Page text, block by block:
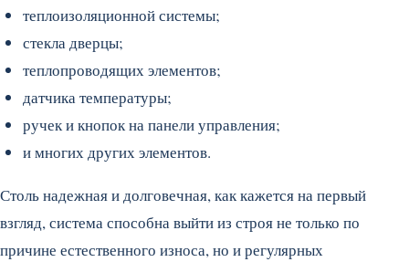
теплоизоляционной системы;
стекла дверцы;
теплопроводящих элементов;
датчика температуры;
ручек и кнопок на панели управления;
и многих других элементов.
Столь надежная и долговечная, как кажется на первый
взгляд, система способна выйти из строя не только по
причине естественного износа, но и регулярных